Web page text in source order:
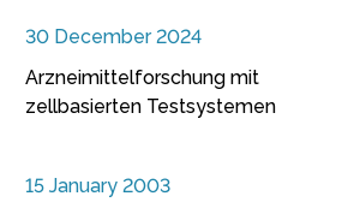
30 December 2024
Arzneimittelforschung mit
zellbasierten Testsystemen
15 January 2003